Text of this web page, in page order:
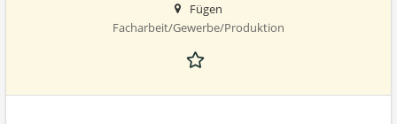
Fügen
Facharbeit/Gewerbe/Produktion